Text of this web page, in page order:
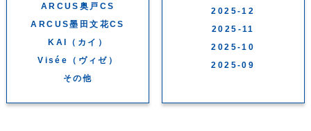
ARCUS奥戸CS
ARCUS墨田文花CS
KAI（カイ）
Visée（ヴィゼ）
その他
2025-12
2025-11
2025-10
2025-09